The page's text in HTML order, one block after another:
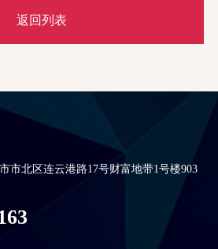
返回列表
市北区连云港路17号财富地带1号楼903